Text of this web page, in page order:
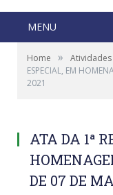
MENU
Home »
ESPECIAL, EM
2021
ATA DA 1ª
DE 07 DE